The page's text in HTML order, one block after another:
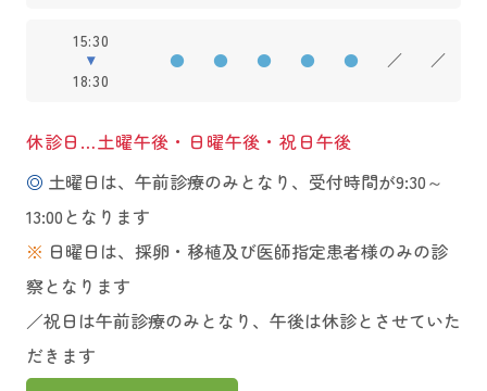
15:30
18:30
● ● ● ● ● ／ ／
休診日…土曜午後・日曜午後・祝日午後
◎ 土曜日は、午前診療のみとなり、受付時間が9:30～
13:00となります
※ 日曜日は、採卵・移植及び医師指定患者様のみの診
察となります
／祝日は午前診療のみとなり、午後は休診とさせていた
だきます